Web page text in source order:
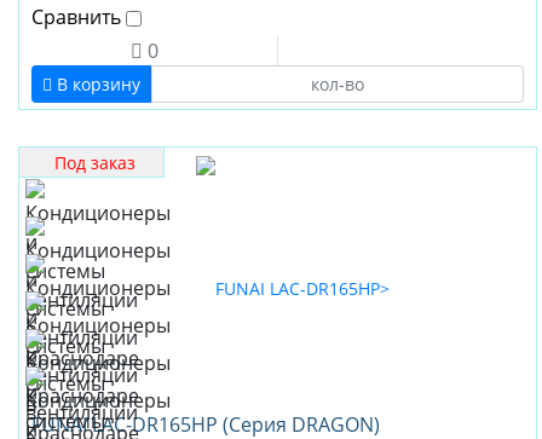
Сравнить
0
В корзину
Под заказ
FUNAI LAC-DR165HP (Серия DRAGON)